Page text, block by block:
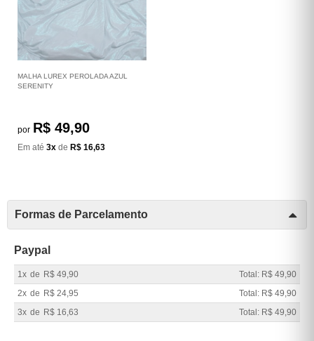
MALHA LUREX PEROLADA AZUL
SERENITY
por R$ 49,90
Em até 3x de R$ 16,63
Formas de Parcelamento
Paypal
1x de R$ 49,90
Total: R$ 49,90
2x de R$ 24,95
Total: R$ 49,90
3x de R$ 16,63 Total: R$ 49,90